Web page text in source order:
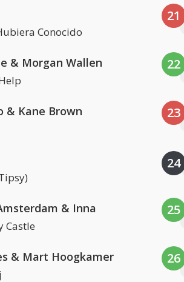
Conocido
& Morgan Wallen
& Kane Brown
& Inna
Castle
& Mart Hoogkamer
21
22
23
24
25
26